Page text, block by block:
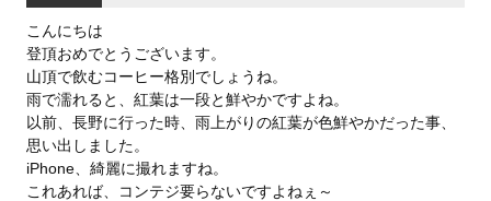
こんにちは
登頂おめでとうございます。
山頂で飲むコーヒー格別でしょうね。
雨で濡れると、紅葉は一段と鮮やかですよね。
以前、長野に行った時、雨上がりの紅葉が色鮮やかだった事、
思い出しました。
iPhone、綺麗に撮れますね。
これあれば、コンテジ要らないですよねぇ～